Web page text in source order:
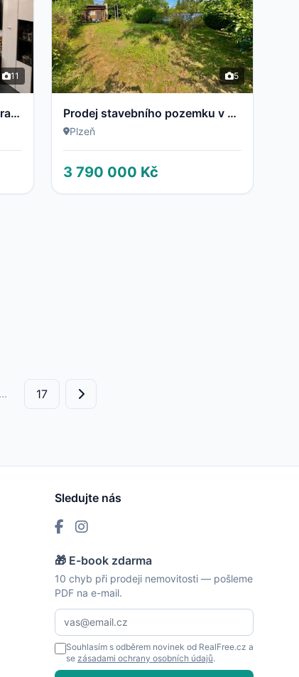
11
Prodej bytu 3+1 s lodžií v Moravské Ostravě
5
Prodej stavebního pozemku v Plzni - Výsluní
Plzeň
3 790 000 Kč
... 17
Sledujte nás
🎁 E-book zdarma
10 chyb při prodeji nemovitosti — pošleme
PDF na e-mail.
Souhlasím s odběrem novinek od RealFree.cz a
se zásadami ochrany osobních údajů.